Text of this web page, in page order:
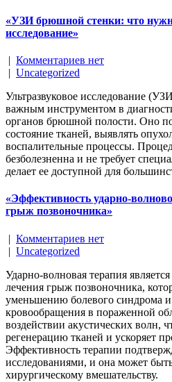
«УЗИ брюшной стенки: что
исследование»
| Комментариев нет
| Uncategorized
Ультразвуковое исследование
важным инструментом в
органов брюшной полости. Оно
состояние тканей, выявлять
воспалительные процессы.
безболезненна и не требует
делает ее доступной для
«Эффективность ударно-
грыж позвоночника»
| Комментариев нет
| Uncategorized
Ударно-волновая терапия
лечения грыж позвоночника,
уменьшению болевого синдрома
кровообращения в пораженной
воздействии акустических волн,
регенерацию тканей и ускоряет
Эффективность терапии
исследованиями, и она может
хирургическому вмешательству.